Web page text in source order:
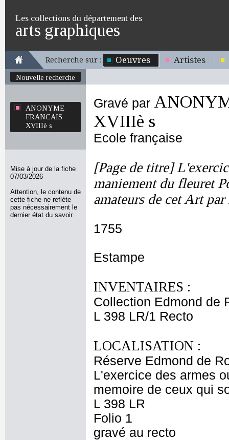
Les collections du département des
arts graphiques
Recherche sur : Oeuvres Artistes
Nouvelle recherche
ANONYME
FRANCAIS
XVIIIè s
Mise à jour de la fiche
07/03/2026
Attention, le contenu de
cette fiche ne reflète
pas nécessairement le
dernier état du savoir.
Gravé par
XVIIIè s
Ecole française
[Page de titre]
maniement du fleuret
amateurs de cet Art par
1755
Estampe
INVENTAIRES :
Collection Edmond de
L 398 LR/1 Recto
LOCALISATION :
Réserve Edmond de
L'exercice des armes
memoire de ceux qui
L 398 LR
Folio 1
gravé au recto